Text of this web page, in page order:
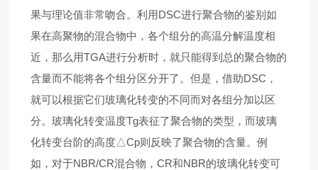
果与理论值非常吻合。利用DSC进行聚合物的鉴别如
果在高聚物的混合物中，各个组分的高温分解温度相
近，那么用TGA进行分析时，就只能得到总的聚合物的
含量而不能将各个组分区分开了。但是，借助DSC，
就可以根据它们玻璃化转变的不同而对各组分加以区
分。玻璃化转变温度Tg表征了聚合物的类型，而玻璃
化转变台阶的高度△Cp则反映了聚合物的含量。例
如，对于NBR/CR混合物，CR和NBR的玻璃化转变可